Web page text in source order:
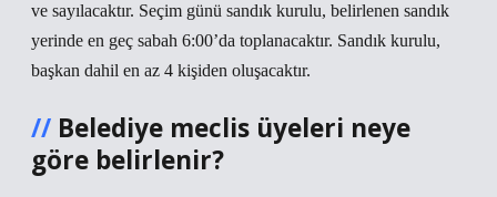
ve sayılacaktır. Seçim günü sandık kurulu, belirlenen sandık
yerinde en geç sabah 6:00’da toplanacaktır. Sandık kurulu,
başkan dahil en az 4 kişiden oluşacaktır.
Belediye meclis üyeleri neye
göre belirlenir?